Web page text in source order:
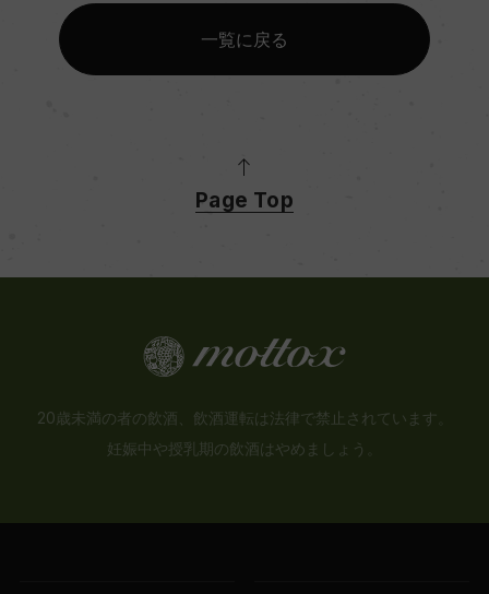
一覧に戻る
Page Top
20歳未満の者の飲酒、飲酒運転は法律で禁止されています。
妊娠中や授乳期の飲酒はやめましょう。